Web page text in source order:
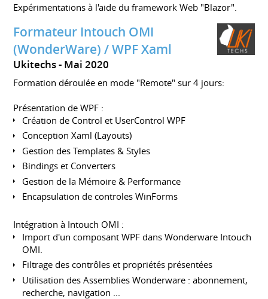
Expérimentations à l'aide du framework Web "Blazor".
Formateur Intouch OMI
(WonderWare) / WPF Xaml
Ukitechs Mai 2020
Formation déroulée en mode "Remote" sur 4 jours:
Présentation de WPF :
Création de Control et UserControl WPF
Conception Xaml (Layouts)
Gestion des Templates & Styles
Bindings et Converters
Gestion de la Mémoire & Performance
Encapsulation de controles WinForms
Intégration à Intouch OMI :
Import d'un composant WPF dans Wonderware Intouch
OMI.
Filtrage des contrôles et propriétés présentées
Utilisation des Assemblies Wonderware : abonnement,
recherche, navigation ...